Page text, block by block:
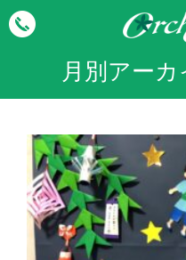
月別アーカ